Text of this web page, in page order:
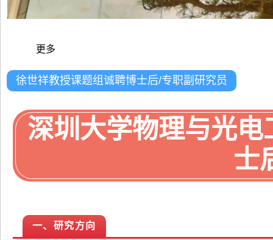
更多
徐世祥教授课题组诚聘博士后/专职副研究员
深圳大学物理与光
士
一、研究方向